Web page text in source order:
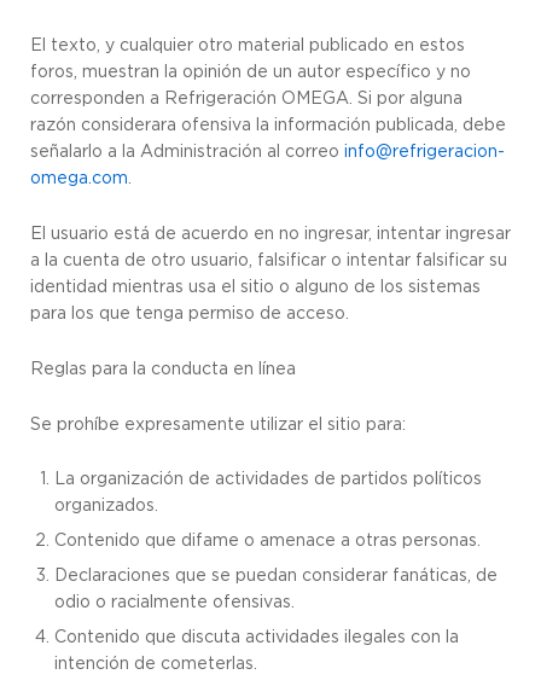
El texto, y cualquier otro material publicado en estos
foros, muestran la opinión de un autor específico y no
corresponden a Refrigeración OMEGA. Si por alguna
razón considerara ofensiva la información publicada, debe
señalarlo a la Administración al correo info@refrigeracion-
omega.com
El usuario está de acuerdo en no ingresar, intentar ingresar
a la cuenta de otro usuario, falsificar o intentar falsificar su
identidad mientras usa el sitio o alguno de los sistemas
para los que tenga permiso de acceso.
Reglas para la conducta en línea
Se prohíbe expresamente utilizar el sitio para:
La organización de actividades de partidos políticos
organizados.
Contenido que difame o amenace a otras personas.
Declaraciones que se puedan considerar fanáticas, de
odio o racialmente ofensivas.
Contenido que discuta actividades ilegales con la
intención de cometerlas.